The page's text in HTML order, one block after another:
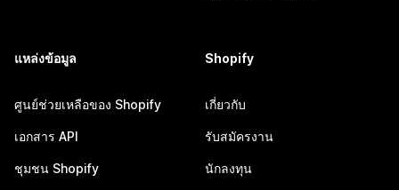
แหล่งข้อมูล
ศูนย์ช่วยเหลือของ Shopify
เอกสาร API
ชุมชน Shopify
Shopify
เกี่ยวกับ
รับสมัครงาน
นักลงทุน